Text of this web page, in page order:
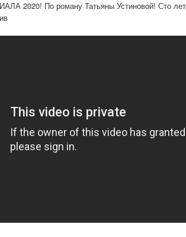
2020! По роману Татьяны Устиновой! Сто